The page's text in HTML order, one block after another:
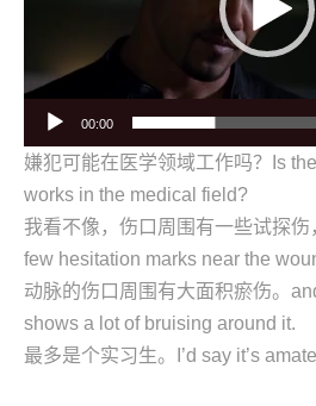
00:00
嫌犯可能在医学领域工作吗？Is
works in the medical field?
我看不像，伤口周围有一些试探伤
few hesitation marks near the
动脉的伤口周围有大面积瘀伤。
shows a lot of bruising around it.
最多是个实习生。I’d say it’s